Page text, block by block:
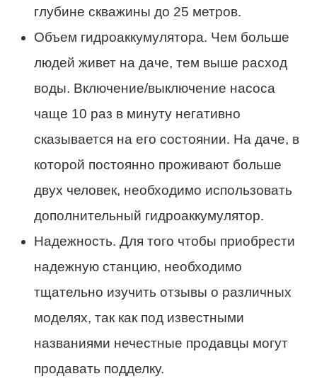
глубине скважины до 25 метров.
Объем гидроаккумулятора. Чем больше
людей живет на даче, тем выше расход
воды. Включение/выключение насоса
чаще 10 раз в минуту негативно
сказывается на его состоянии. На даче, в
которой постоянно проживают больше
двух человек, необходимо использовать
дополнительный гидроаккумулятор.
Надежность. Для того чтобы приобрести
надежную станцию, необходимо
тщательно изучить отзывы о различных
моделях, так как под известными
названиями нечестные продавцы могут
продавать подделку.